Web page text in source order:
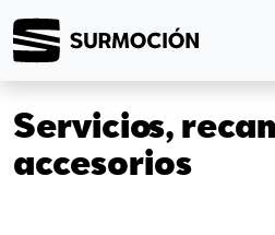
Servicios,
accesorios